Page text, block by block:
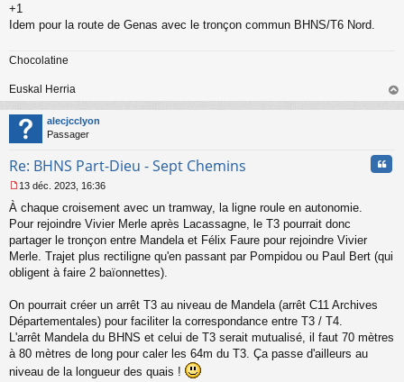
e
l
+1
Idem pour la route de Genas avec le tronçon commun BHNS/T6 Nord.
Chocolatine
Euskal Herria
au
alecjcclyon
Passager
Re: BHNS Part-Dieu - Sept Chemins
e
s
s
g
e
o
n
u
13 déc. 2023, 16:36
À chaque croisement avec un tramway, la ligne roule en autonomie.
Pour rejoindre Vivier Merle après Lacassagne, le T3 pourrait donc
partager le tronçon entre Mandela et Félix Faure pour rejoindre Vivier
Merle. Trajet plus rectiligne qu'en passant par Pompidou ou Paul Bert (qui
obligent à faire 2 baïonnettes).
On pourrait créer un arrêt T3 au niveau de Mandela (arrêt C11 Archives
Départementales) pour faciliter la correspondance entre T3 / T4.
L'arrêt Mandela du BHNS et celui de T3 serait mutualisé, il faut 70 mètres
à 80 mètres de long pour caler les 64m du T3. Ça passe d'ailleurs au
niveau de la longueur des quais !